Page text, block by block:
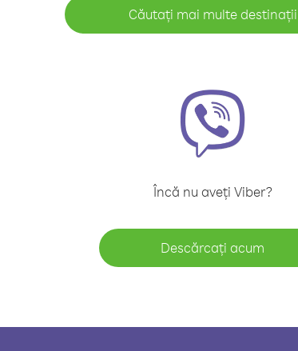
Căutați mai multe destinații
Încă nu aveți Viber?
Descărcați acum